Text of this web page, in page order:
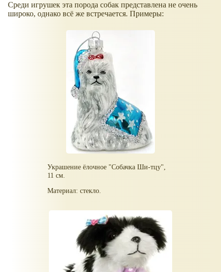
Среди игрушек эта порода собак представлена не очень
широко, однако всё же встречается. Примеры:
Украшение ёлочное "Собачка Ши-тцу",
11 см.
Материал: стекло.